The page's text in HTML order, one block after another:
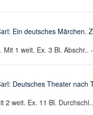
Ein deutsches Märchen.
Mit 1 weit. Ex. 3 Bl. Abschr..
Deutsches Theater nach
2 weit. Ex. 11 Bl.